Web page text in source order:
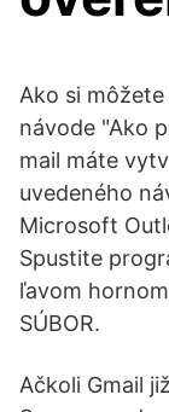
Ako si
návode "Ako
mail máte
uvedeného
Microsoft
Spustite
ľavom
SÚBOR.
Ačkoli Gmail